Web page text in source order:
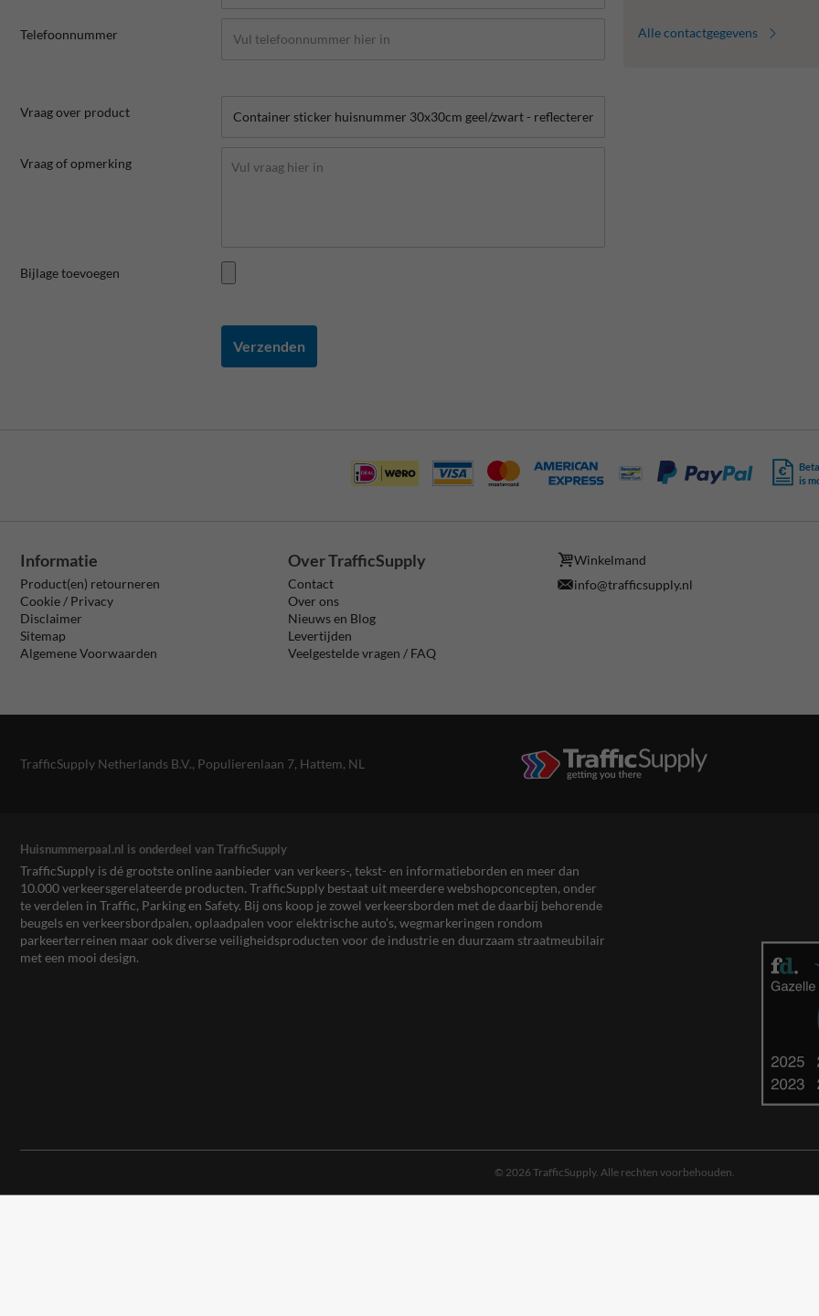
Telefoonnummer
Vraag over product
Vraag of opmerking
Bijlage toevoegen
Verzenden
Alle contactgegevens
is
Informatie
Product(en) retourneren
Cookie / Privacy
Disclaimer
Sitemap
Algemene Voorwaarden
Over TrafficSupply
Contact
Over ons
Nieuws en Blog
Levertijden
Veelgestelde vragen / FAQ
Winkelmand
info@trafficsupply.nl
TrafficSupply Netherlands B.V., Populierenlaan 7, Hattem, NL
Huisnummerpaal.nl is onderdeel van TrafficSupply
TrafficSupply is dé grootste online aanbieder van verkeers-, tekst- en informatieborden en meer dan
10.000 verkeersgerelateerde producten. TrafficSupply bestaat uit meerdere webshopconcepten, onder
te verdelen in Traffic, Parking en Safety. Bij ons koop je zowel verkeersborden met de daarbij behorende
beugels en verkeersbordpalen, oplaadpalen voor elektrische auto’s, wegmarkeringen rondom
parkeerterreinen maar ook diverse veiligheidsproducten voor de industrie en duurzaam straatmeubilair
met een mooi design.
© 2026 TrafficSupply. Alle rechten voorbehouden.